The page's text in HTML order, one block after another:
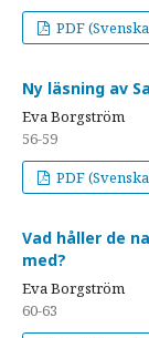
PDF
Ny läsning av
Eva Borgström
56-59
PDF
Vad håller de
med?
Eva Borgström
60-63